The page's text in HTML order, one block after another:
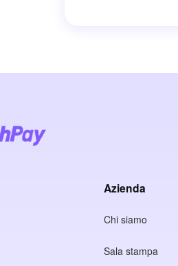
Azienda
Chi siamo
Sala stampa